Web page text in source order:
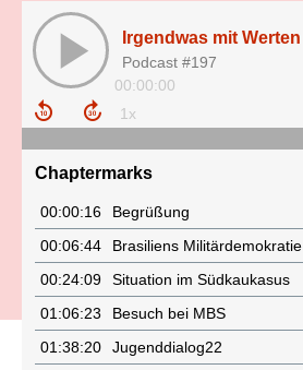
Podcast #197
00:00:00
Chaptermarks
00:00:16
Begrüßung
00:06:44
Brasiliens Militärdemokratie
00:24:09
Situation im Südkaukasus
01:06:23
Besuch bei MBS
01:38:20
Jugenddialog22